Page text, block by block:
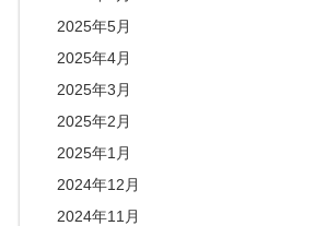
2025年5月
2025年4月
2025年3月
2025年2月
2025年1月
2024年12月
2024年11月